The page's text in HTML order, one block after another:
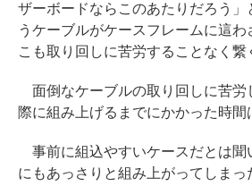
ザーボードならこのあたりだろう」
うケーブルがケースフレームに這わ
こも取り回しに苦労することなく繋
面倒なケーブルの取り回しに苦労
際に組み上げるまでにかかった時間
事前に組込やすいケースだとは聞
にもあっさりと組み上がってしま